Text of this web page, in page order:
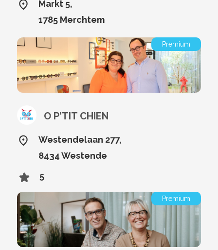
Markt 5,
1785 Merchtem
Premium
O P'TIT CHIEN
Westendelaan 277,
8434 Westende
5
Premium